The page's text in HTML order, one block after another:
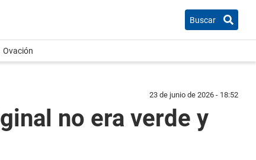
Buscar
Ovación
23 de junio de 2026 - 18:52
no era verde y